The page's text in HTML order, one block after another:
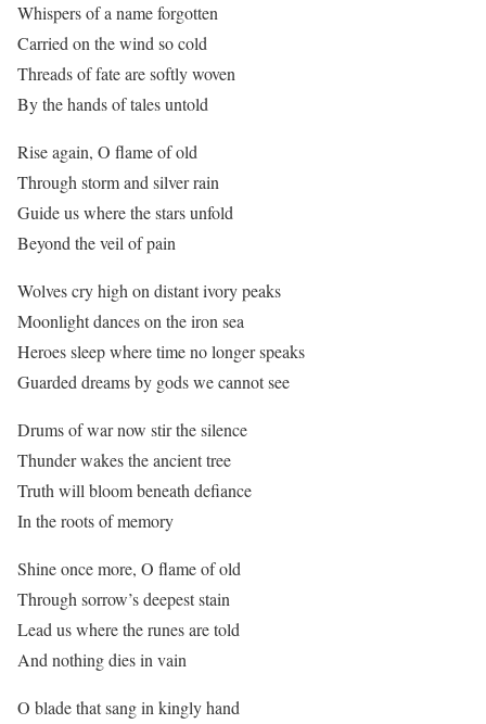
Whispers of a name forgotten
Carried on the wind so cold
Threads of fate are softly woven
By the hands of tales untold
Rise again, O flame of old
Through storm and silver rain
Guide us where the stars unfold
Beyond the veil of pain
Wolves cry high on distant ivory peaks
Moonlight dances on the iron sea
Heroes sleep where time no longer speaks
Guarded dreams by gods we cannot see
Drums of war now stir the silence
Thunder wakes the ancient tree
Truth will bloom beneath defiance
In the roots of memory
Shine once more, O flame of old
Through sorrow’s deepest stain
Lead us where the runes are told
And nothing dies in vain
O blade that sang in kingly hand